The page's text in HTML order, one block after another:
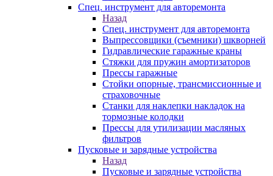
Спец. инструмент для авторемонта
Назад
Спец. инструмент для авторемонта
Выпрессовщики (съемники) шкворней
Гидравлические гаражные краны
Стяжки для пружин амортизаторов
Прессы гаражные
Стойки опорные, трансмиссионные и
страховочные
Станки для наклепки накладок на
тормозные колодки
Прессы для утилизации масляных
фильтров
Пусковые и зарядные устройства
Назад
Пусковые и зарядные устройства